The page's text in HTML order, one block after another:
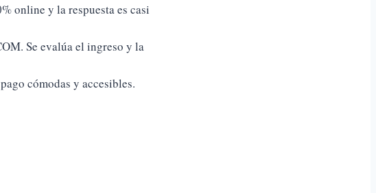
online y la respuesta es casi
Se evalúa el ingreso y la
cómodas y accesibles.